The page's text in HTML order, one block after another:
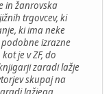
in žanrovska
trgovcev, ki
ki ima neke
izrazne
je v ZF, do
zaradi lažje
skupaj na